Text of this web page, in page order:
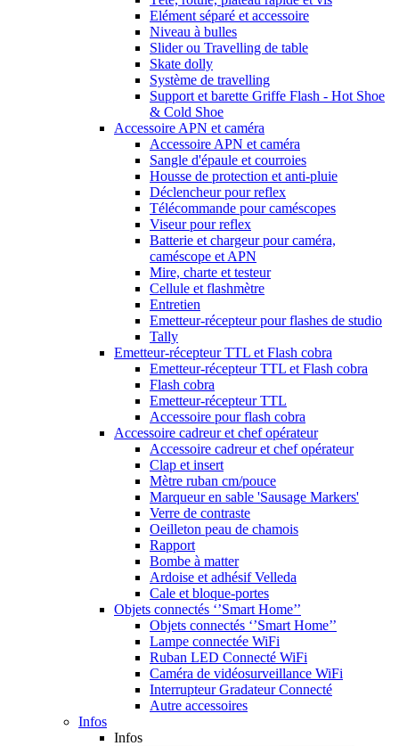
Elément séparé et accessoire
Niveau à bulles
Slider ou Travelling de table
Skate dolly
Système de travelling
Support et barette Griffe Flash - Hot Shoe
& Cold Shoe
Accessoire APN et caméra
Accessoire APN et caméra
Sangle d'épaule et courroies
Housse de protection et anti-pluie
Déclencheur pour reflex
Télécommande pour caméscopes
Viseur pour reflex
Batterie et chargeur pour caméra,
caméscope et APN
Mire, charte et testeur
Cellule et flashmètre
Entretien
Emetteur-récepteur pour flashes de studio
Tally
Emetteur-récepteur TTL et Flash cobra
Emetteur-récepteur TTL et Flash cobra
Flash cobra
Emetteur-récepteur TTL
Accessoire pour flash cobra
Accessoire cadreur et chef opérateur
Accessoire cadreur et chef opérateur
Clap et insert
Mètre ruban cm/pouce
Marqueur en sable 'Sausage Markers'
Verre de contraste
Oeilleton peau de chamois
Rapport
Bombe à matter
Ardoise et adhésif Velleda
Cale et bloque-portes
Objets connectés ‘’Smart Home’’
Objets connectés ‘’Smart Home’’
Lampe connectée WiFi
Ruban LED Connecté WiFi
Caméra de vidéosurveillance WiFi
Interrupteur Gradateur Connecté
Autre accessoires
Infos
Infos